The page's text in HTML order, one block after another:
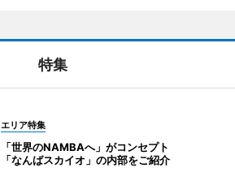
特集
エリア特集
「世界のNAMBAへ」がコンセプト
「なんばスカイオ」の内部をご紹介